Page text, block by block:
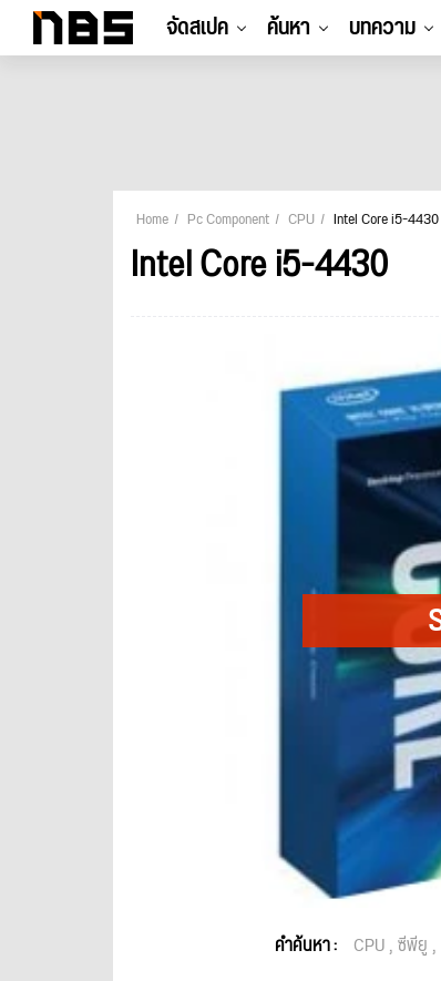
จัดสเปค ค้นหา บทความ
Home Pc Component CPU Intel Core i5-4430
Intel Core i5-4430
คำค้นหา : CPU ซีพียู